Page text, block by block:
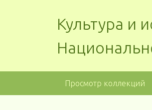
Культура и
Просмотр коллекций